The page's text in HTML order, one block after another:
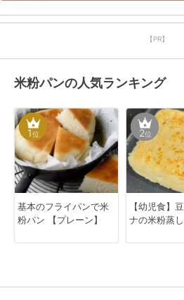
【PR】
米粉パンの人気ランキング
1位
基本のフライパンで米
粉パン 【プレーン】
2位
【幼児食】
ナの米粉蒸